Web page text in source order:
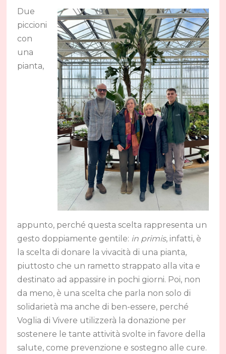
Due
piccioni
con
una
pianta,
appunto, perché questa scelta rappresenta un
gesto doppiamente gentile: in primis, infatti, è
la scelta di donare la vivacità di una pianta,
piuttosto che un rametto strappato alla vita e
destinato ad appassire in pochi giorni. Poi, non
da meno, è una scelta che parla non solo di
solidarietà ma anche di ben-essere, perché
Voglia di Vivere utilizzerà la donazione per
sostenere le tante attività svolte in favore della
salute, come prevenzione e sostegno alle cure.